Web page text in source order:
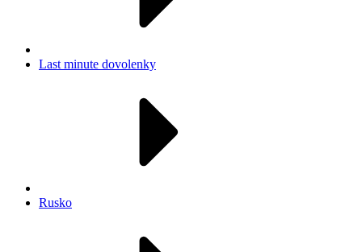
Last minute dovolenky
Rusko